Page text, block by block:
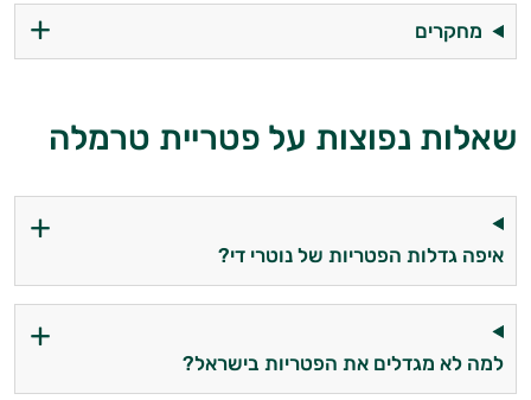
מחקרים
שאלות נפוצות על פטריית טרמלה
איפה גדלות הפטריות של נוטרי די?
למה לא מגדלים את הפטריות בישראל?